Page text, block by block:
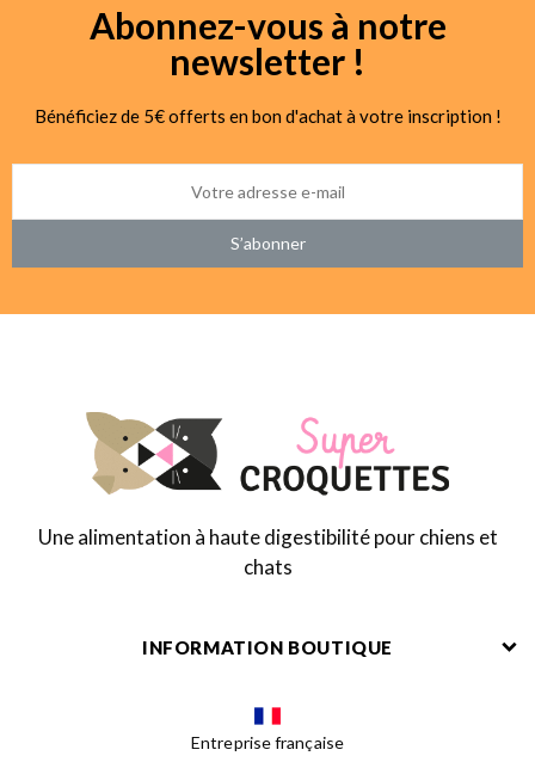
Abonnez-vous à notre
newsletter !
Bénéficiez de 5€ offerts en bon d'achat à votre inscription !
S’abonner
Une alimentation à haute digestibilité pour chiens et
chats
INFORMATION BOUTIQUE
Entreprise française